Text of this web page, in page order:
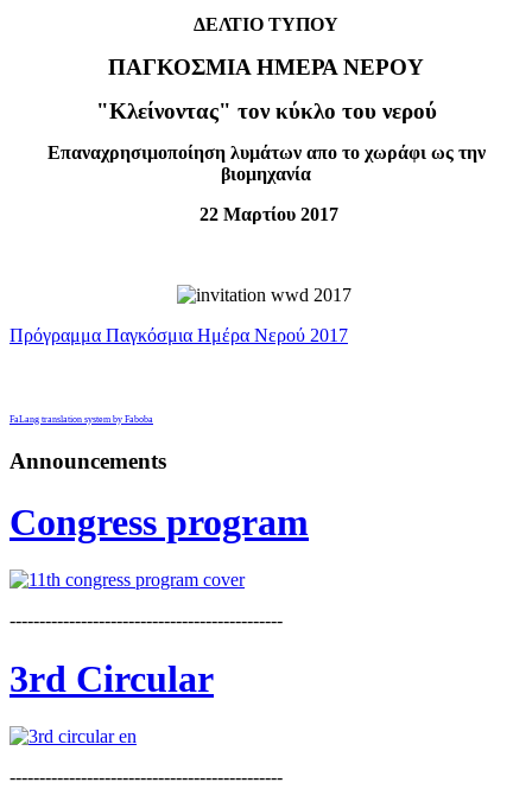
ΔΕΛΤΙΟ ΤΥΠΟΥ
ΠΑΓΚΟΣΜΙΑ ΗΜΕΡΑ ΝΕΡΟΥ
"Κλείνοντας" τον κύκλο του νερού
Επαναχρησιμοποίηση λυμάτων απο το χωράφι ως την
βιομηχανία
22 Μαρτίου 2017
Πρόγραμμα Παγκόσμια Ημέρα Νερού 2017
FaLang translation system by Faboba
Announcements
Congress program
----------------------------------------------
3rd Circular
----------------------------------------------